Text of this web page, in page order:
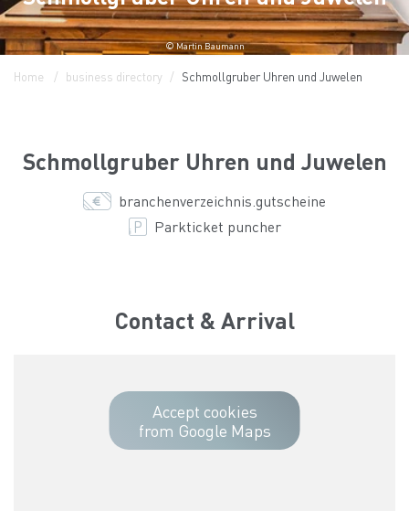
© Martin Baumann
Home business directory Schmollgruber Uhren und Juwelen
Schmollgruber Uhren und Juwelen
branchenverzeichnis.gutscheine
Parkticket puncher
Contact & Arrival
Accept cookies
from Google Maps